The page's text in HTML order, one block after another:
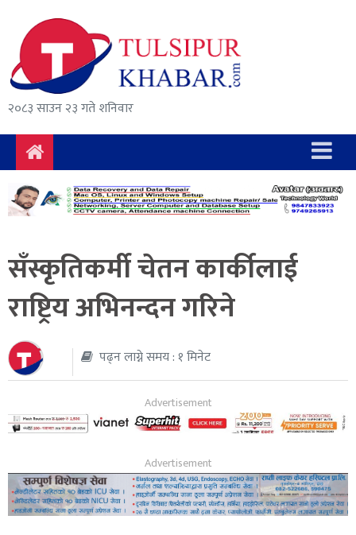
२०८३ साउन २३ गते शनिवार
समाचार
राजनीति
सुरक्षा/
अपराध
दुर्घटना
विचार
अर्थ
संवाद
मनोरञ्जन
सँस्कृतिकर्मी चेतन कार्कीलाई
राष्ट्रिय अभिनन्दन गरिने
पढ्न लाग्ने समय : १ मिनेट